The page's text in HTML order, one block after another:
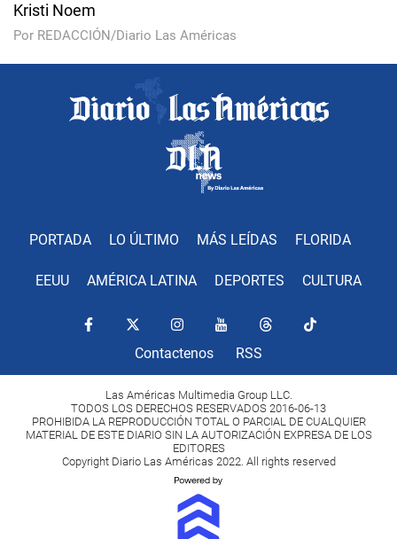
Kristi Noem
Por REDACCIÓN/Diario Las Américas
PORTADA LO ÚLTIMO MÁS LEÍDAS FLORIDA
EEUU AMÉRICA LATINA DEPORTES CULTURA
Contactenos RSS
Las Américas Multimedia Group LLC.
TODOS LOS DERECHOS RESERVADOS 2016-06-13
PROHIBIDA LA REPRODUCCIÓN TOTAL O PARCIAL DE CUALQUIER
MATERIAL DE ESTE DIARIO SIN LA AUTORIZACIÓN EXPRESA DE LOS
EDITORES
Copyright Diario Las Américas 2022. All rights reserved